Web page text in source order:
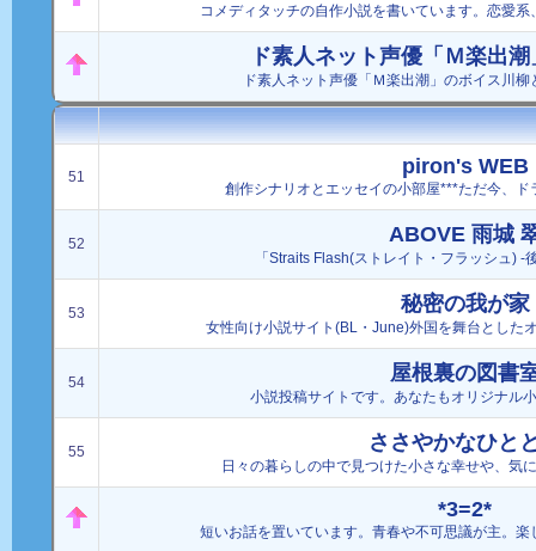
コメディタッチの自作小説を書いています。恋愛
ド素人ネット声優「Ｍ楽出
ド素人ネット声優「Ｍ楽出潮」のボイス川
51 piron's WEB
創作シナリオとエッセイの小部屋***ただ今、
52 ABOVE 雨城
「Straits Flash(ストレイト・フラッシュ) -
53 秘密の我が家
女性向け小説サイト(BL・June)外国を舞台とした
54 屋根裏の図書
小説投稿サイトです。あなたもオリジナル
55 ささやかなひと
日々の暮らしの中で見つけた小さな幸せや、気
*3=2*
短いお話を置いています。青春や不可思議が主。